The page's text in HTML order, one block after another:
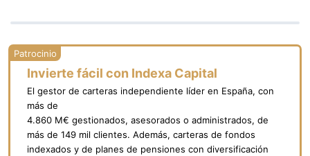
Invierte fácil con Indexa Capital
El gestor de carteras independiente líder en España, con
más de
4.860 M€ gestionados, asesorados o administrados, de
más de 149 mil clientes. Además, carteras de fondos
indexados y de planes de pensiones con diversificación